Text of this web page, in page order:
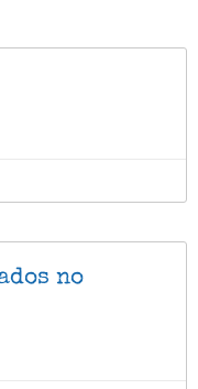
no